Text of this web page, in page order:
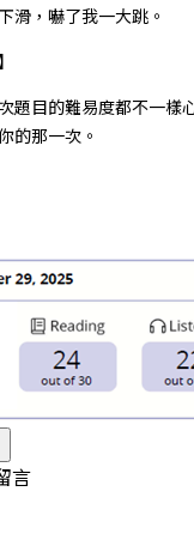
滑，嚇了我一大跳。
題目的難易度都不一樣
的那一次。
言